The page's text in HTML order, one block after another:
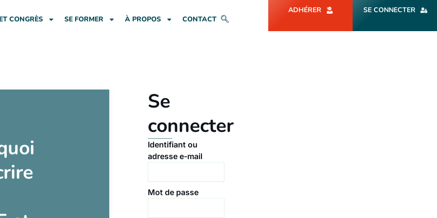
CONGRÈS SE FORMER À PROPOS CONTACT
ADHÉRER SE CONNECTER
Se
connecter
Identifiant ou
adresse e-mail
Mot de passe